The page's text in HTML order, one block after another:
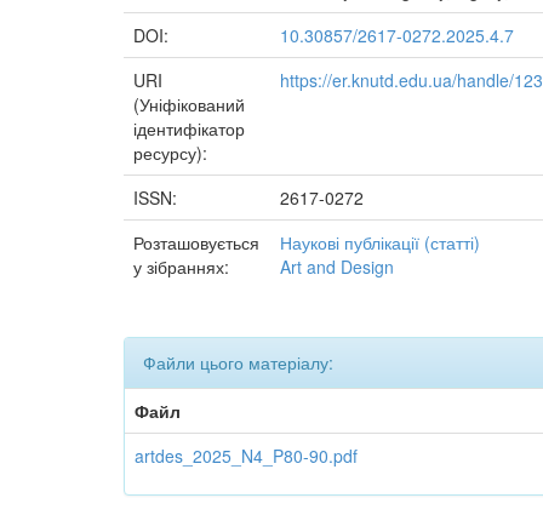
DOI:
10.30857/2617-0272.2025.4.7
URI
(Уніфікований
ідентифікатор
ресурсу):
https://er.knutd.edu.ua/handle/
ISSN:
2617-0272
Розташовується
у зібраннях:
Наукові публікації (статті)
Art and Design
Файли цього матеріалу:
Файл
artdes_2025_N4_P80-90.pdf